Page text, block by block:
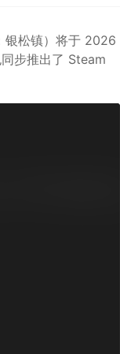
银松镇）将于 2026
步推出了 Steam